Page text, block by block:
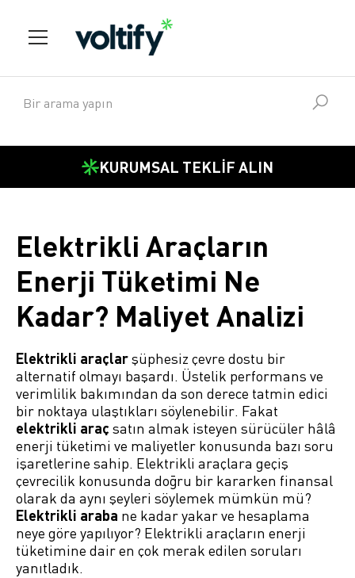
KURUMSAL TEKLİF ALIN
Elektrikli Araçların
Enerji Tüketimi Ne
Kadar? Maliyet Analizi
Elektrikli araçlarşüphesiz çevre dostu bir
alternatif olmayı başardı. Üstelik performans ve
verimlilik bakımından da son derece tatmin edici
bir noktaya ulaştıkları söylenebilir. Fakat
elektrikli araçsatın almak isteyen sürücüler hâlâ
enerji tüketimi ve maliyetler konusunda bazı soru
işaretlerine sahip. Elektrikli araçlara geçiş
çevrecilik konusunda doğru bir kararken finansal
olarak da aynı şeyleri söylemek mümkün mü?
Elektrikli araba ne kadar yakar ve hesaplama
neye göre yapılıyor? Elektrikli araçların enerji
tüketimine dair en çok merak edilen soruları
yanıtladık.